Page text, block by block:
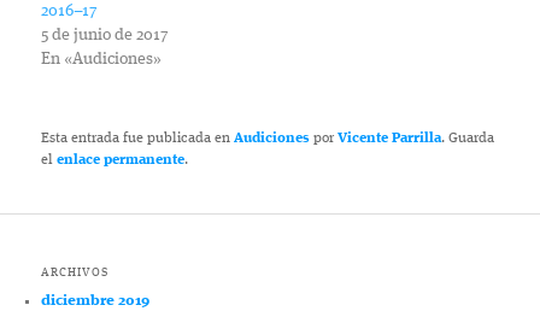
2016–17
5 de junio de 2017
En «Audiciones»
Esta entrada fue publicada enAudiciones porVicente Parrilla. Guarda
elenlace permanente.
ARCHIVOS
diciembre 2019